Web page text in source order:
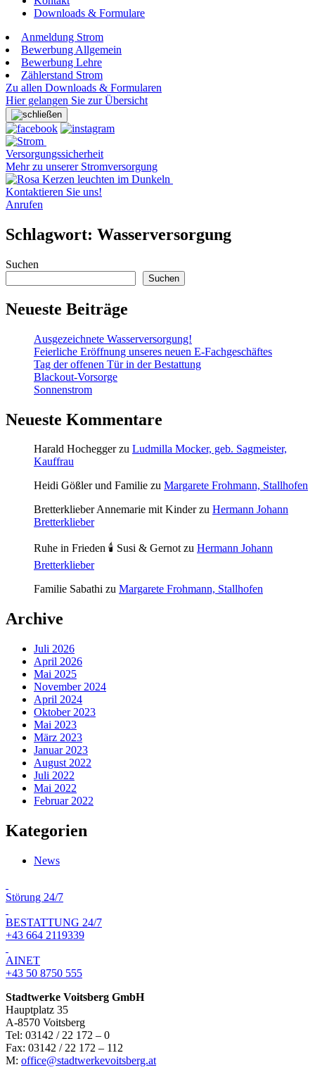
Downloads & Formulare
Anmeldung Strom
Bewerbung Allgemein
Bewerbung Lehre
Zählerstand Strom
Zu allen Downloads & Formularen
Hier gelangen Sie zur Übersicht
Versorgungssicherheit
Mehr zu unserer Stromversorgung
Kontaktieren Sie uns!
Anrufen
Schlagwort: Wasserversorgung
Suchen
Suchen
Neueste Beiträge
Ausgezeichnete Wasserversorgung!
Feierliche Eröffnung unseres neuen E-Fachgeschäftes
Tag der offenen Tür in der Bestattung
Blackout-Vorsorge
Sonnenstrom
Neueste Kommentare
Harald Hocheggerzu Ludmilla Mocker, geb. Sagmeister,
Kauffrau
Heidi Gößler und Familie zu Margarete Frohmann, Stallhofen
Bretterklieber Annemarie mit Kinderzu Hermann Johann
Bretterklieber
Ruhe in Frieden 🕯 Susi & Gernotzu Hermann Johann
Bretterklieber
Familie Sabathi zu Margarete Frohmann, Stallhofen
Archive
Juli 2026
April 2026
Mai 2025
November 2024
April 2024
Oktober 2023
Mai 2023
März 2023
Januar 2023
August 2022
Juli 2022
Mai 2022
Februar 2022
Kategorien
News
Störung 24/7
BESTATTUNG 24/7
+43 664 2119339
AINET
+43 50 8750 555
Stadtwerke Voitsberg GmbH
Hauptplatz 35
A-8570 Voitsberg
Tel: 03142 / 22 172 – 0
Fax: 03142 / 22 172 – 112
M: office@stadtwerkevoitsberg.at